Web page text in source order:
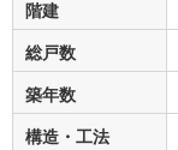
階建
総戸数
築年数
構造・工法